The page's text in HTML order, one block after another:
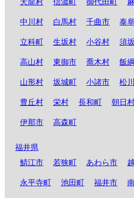
天龍村 信濃町 御代田町
中川村 白馬村 千曲市 泰
立科町 生坂村 小谷村 須
高山村 東御市 喬木村 飯
山形村 坂城町 小諸市 松
豊丘村 栄村 長和町 朝日
伊那市 高森町
福井県
鯖江市
若狭町 あわら市
永平寺町 池田町 福井市